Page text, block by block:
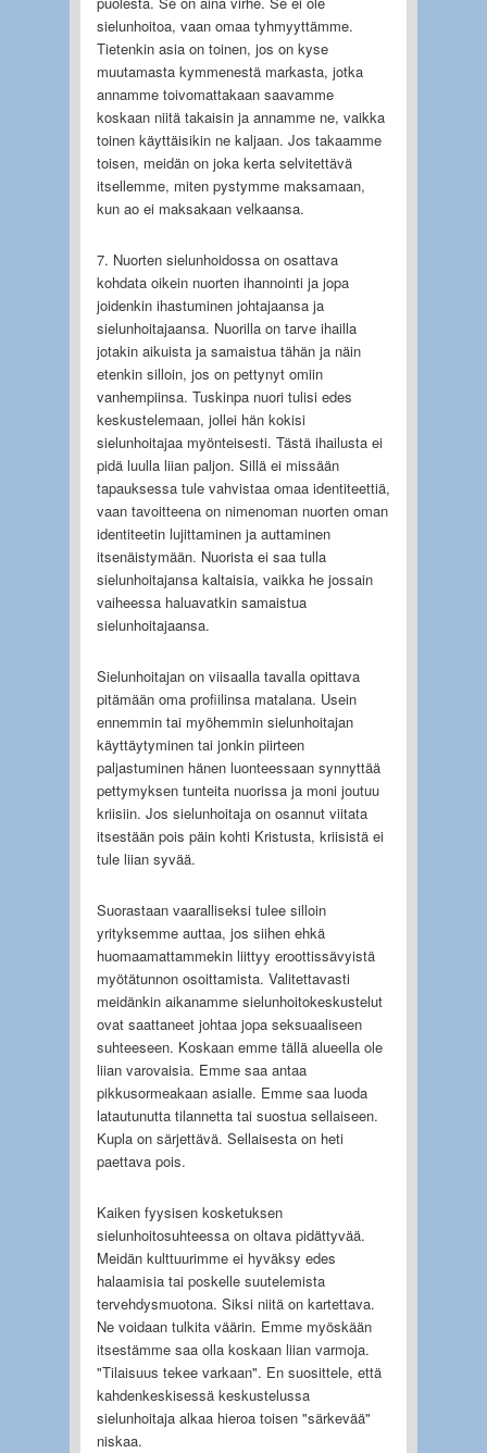
sielunhoitoa, vaan omaa tyhmyyttämme.
Tietenkin asia on toinen, jos on kyse
muutamasta kymmenestä markasta, jotka
annamme toivomattakaan saavamme
koskaan niitä takaisin ja annamme ne, vaikka
toinen käyttäisikin ne kaljaan. Jos takaamme
toisen, meidän on joka kerta selvitettävä
itsellemme, miten pystymme maksamaan,
kun ao ei maksakaan velkaansa.
7. Nuorten sielunhoidossa on osattava
kohdata oikein nuorten ihannointi ja jopa
joidenkin ihastuminen johtajaansa ja
sielunhoitajaansa. Nuorilla on tarve ihailla
jotakin aikuista ja samaistua tähän ja näin
etenkin silloin, jos on pettynyt omiin
vanhempiinsa. Tuskinpa nuori tulisi edes
keskustelemaan, jollei hän kokisi
sielunhoitajaa myönteisesti. Tästä ihailusta ei
pidä luulla liian paljon. Sillä ei missään
tapauksessa tule vahvistaa omaa identiteettiä,
vaan tavoitteena on nimenoman nuorten oman
identiteetin lujittaminen ja auttaminen
itsenäistymään. Nuorista ei saa tulla
sielunhoitajansa kaltaisia, vaikka he jossain
vaiheessa haluavatkin samaistua
sielunhoitajaansa.
Sielunhoitajan on viisaalla tavalla opittava
pitämään oma profiilinsa matalana. Usein
ennemmin tai myöhemmin sielunhoitajan
käyttäytyminen tai jonkin piirteen
paljastuminen hänen luonteessaan synnyttää
pettymyksen tunteita nuorissa ja moni joutuu
kriisiin. Jos sielunhoitaja on osannut viitata
itsestään pois päin kohti Kristusta, kriisistä ei
tule liian syvää.
Suorastaan vaaralliseksi tulee silloin
yrityksemme auttaa, jos siihen ehkä
huomaamattammekin liittyy eroottissävyistä
myötätunnon osoittamista. Valitettavasti
meidänkin aikanamme sielunhoitokeskustelut
ovat saattaneet johtaa jopa seksuaaliseen
suhteeseen. Koskaan emme tällä alueella ole
liian varovaisia. Emme saa antaa
pikkusormeakaan asialle. Emme saa luoda
latautunutta tilannetta tai suostua sellaiseen.
Kupla on särjettävä. Sellaisesta on heti
paettava pois.
Kaiken fyysisen kosketuksen
sielunhoitosuhteessa on oltava pidättyvää.
Meidän kulttuurimme ei hyväksy edes
halaamisia tai poskelle suutelemista
tervehdysmuotona. Siksi niitä on kartettava.
Ne voidaan tulkita väärin. Emme myöskään
itsestämme saa olla koskaan liian varmoja.
"Tilaisuus tekee varkaan". En suosittele, että
kahdenkeskisessä keskustelussa
sielunhoitaja alkaa hieroa toisen "särkevää"
niskaa.